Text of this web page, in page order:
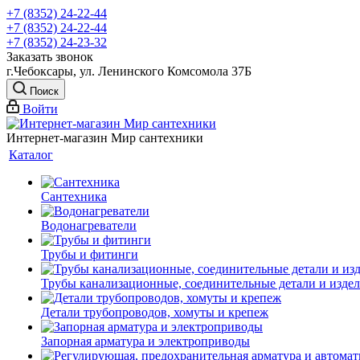
+7 (8352) 24-22-44
+7 (8352) 24-22-44
+7 (8352) 24-23-32
Заказать звонок
г.Чебоксары, ул. Ленинского Комсомола 37Б
Поиск
Войти
Интернет-магазин Мир сантехники
Каталог
Сантехника
Водонагреватели
Трубы и фитинги
Трубы канализационные, соединительные детали и
Детали трубопроводов, хомуты и крепеж
Запорная арматура и электроприводы